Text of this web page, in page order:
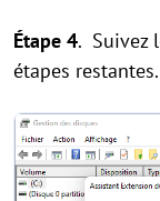
Étape 4. Suivez
étapes restantes.